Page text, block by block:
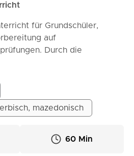
für Grundschüler,
auf
Durch die
werden die Schüler:
verbindet und logisch
gewinnen
mazedonisch
60 Min